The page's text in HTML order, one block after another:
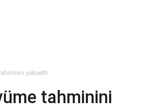
yükseltti
tahminini